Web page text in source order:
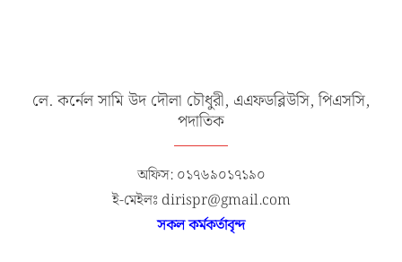
লে. কর্নেল সামি উদ দৌলা চৌধুরী, এএফডব্লিউসি, পিএসসি,
পদাতিক
অফিস: ০১৭৬৯০১৭১৯০
ই-মেইলঃ dirispr@gmail.com
সকল কর্মকর্তাবৃন্দ